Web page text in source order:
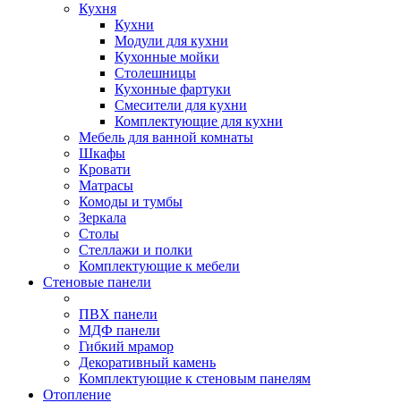
Кухня
Кухни
Модули для кухни
Кухонные мойки
Столешницы
Кухонные фартуки
Смесители для кухни
Комплектующие для кухни
Мебель для ванной комнаты
Шкафы
Кровати
Матрасы
Комоды и тумбы
Зеркала
Столы
Стеллажи и полки
Комплектующие к мебели
Стеновые панели
ПВХ панели
МДФ панели
Гибкий мрамор
Декоративный камень
Комплектующие к стеновым панелям
Отопление